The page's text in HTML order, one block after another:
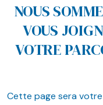
NOUS
VOUS
VOTRE
Cette page sera